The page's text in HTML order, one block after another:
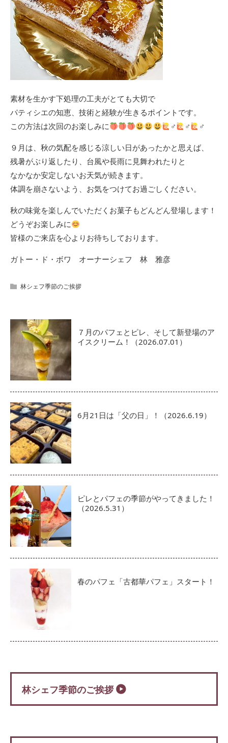
素材を生かす下処理の工夫がとても大切で
パティシエの知恵、技術と経験が生きるポイントです。
この方法は次回のお楽しみに
‍♂‍ ‍♂‍ ‍♂‍
９月は、秋の気配を感じる涼しい日があったかと思えば、
残暑がぶり返したり、台風や長雨に見舞われたりと
なかなか安定しないお天気が続きます。
体調を崩さないよう、お気をつけてお過ごしください。
秋の味覚を楽しんでいただくお菓子もどんどん登場します！
どうぞお楽しみに
皆様のご来店を心よりお待ちしております。
ガトー・ド・ボワ オーナーシェフ 林 雅彦
林シェフ季節のご挨拶
７月のパフェとピレ、そして新登場のア
イスクリーム！（2026.07.01）
6月21日は「父の日」！（2026.6.19）
ピレとパフェの季節がやってきました！
（2026.5.31）
春のパフェ「古都華パフェ」スタート！
林シェフ季節のご挨拶